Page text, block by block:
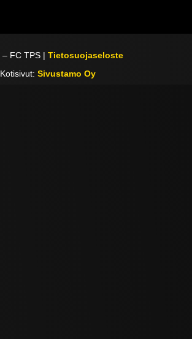
– FC TPS |Tietosuojaseloste
Kotisivut: Sivustamo Oy